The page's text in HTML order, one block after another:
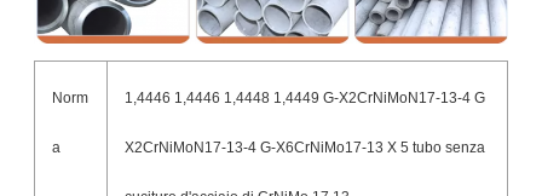
Norm
a
1,4446 1,4446 1,4448 1,4449 G-X2CrNiMoN17-13-4 G
X2CrNiMoN17-13-4 G-X6CrNiMo17-13 X 5 tubo senza